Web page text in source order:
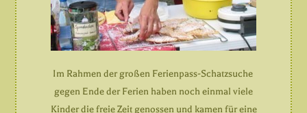
Im Rahmen der großen Ferienpass-Schatzsuche
gegen Ende der Ferien haben noch einmal viele
Kinder die freie Zeit genossen und kamen für eine